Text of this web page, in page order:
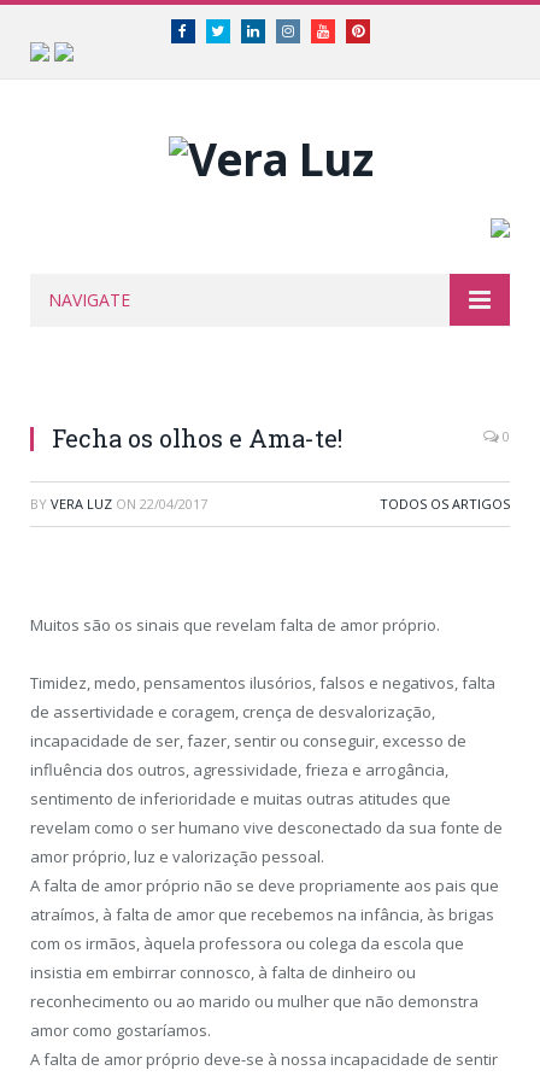
FacebookTwitterLinkedinInstagramYoutubePinterest
NAVIGATE
Fecha os olhos e Ama-te! 0
BY VERA LUZ ON 22/04/2017 TODOS OS ARTIGOS
Muitos são os sinais que revelam falta de amor próprio.
Timidez, medo, pensamentos ilusórios, falsos e negativos, falta
de assertividade e coragem, crença de desvalorização,
incapacidade de ser, fazer, sentir ou conseguir, excesso de
influência dos outros, agressividade, frieza e arrogância,
sentimento de inferioridade e muitas outras atitudes que
revelam como o ser humano vive desconectado da sua fonte de
amor próprio, luz e valorização pessoal.
A falta de amor próprio não se deve propriamente aos pais que
atraímos, à falta de amor que recebemos na infância, às brigas
com os irmãos, àquela professora ou colega da escola que
insistia em embirrar connosco, à falta de dinheiro ou
reconhecimento ou ao marido ou mulher que não demonstra
amor como gostaríamos.
A falta de amor próprio deve-se à nossa incapacidade de sentir